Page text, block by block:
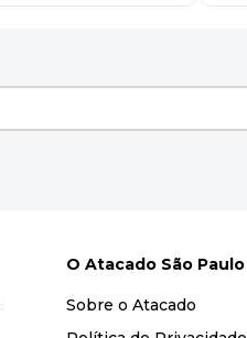
O Atacado São Paulo
Sobre o Atacado